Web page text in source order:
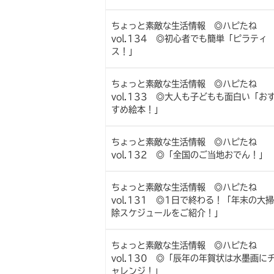
ちょっと素敵な生活情報 ◎ハピたね
vol.134 ◎初心者でも簡単「ピラティ
ス！」
ちょっと素敵な生活情報 ◎ハピたね
vol.133 ◎大人も子どもも面白い「お
すめ絵本！」
ちょっと素敵な生活情報 ◎ハピたね
vol.132 ◎「全国のご当地おでん！」
ちょっと素敵な生活情報 ◎ハピたね
vol.131 ◎1日で終わる！「年末の大掃
除スケジュールをご紹介！」
ちょっと素敵な生活情報 ◎ハピたね
vol.130 ◎「辰年の年賀状は水墨画に
ャレンジ！」